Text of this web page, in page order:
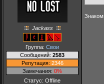
Jackass
Группа: Свои
Сообщений: 2583
Репутация: 2346
Замечания: 0%
Статус: Offline